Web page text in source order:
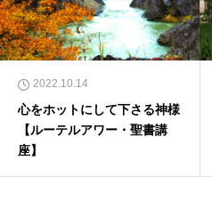
2022.10.14
心をホットにして下さる神様
【ルーテルアワー・聖書講
座】